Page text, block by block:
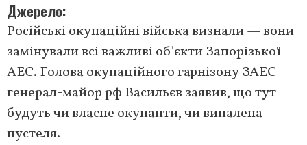
Джерело
Російські окупаційні війська визнали — вони
замінували всі важливі об’єкти Запорізької
АЕС. Голова окупаційного гарнізону ЗАЕС
генерал-майор рф Васильєв заявив, що тут
будуть чи власне окупанти, чи випалена
пустеля.